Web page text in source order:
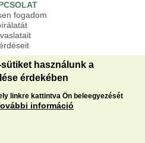
fogadom
BT.
használunk a
érdekében
linkre kattintva Ön beleegyezését
információ